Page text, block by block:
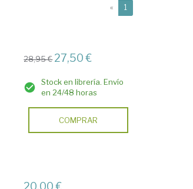
« 1
28,95 € 27,50 €
Stock en librería. Envío
en 24/48 horas
COMPRAR
20,00 €